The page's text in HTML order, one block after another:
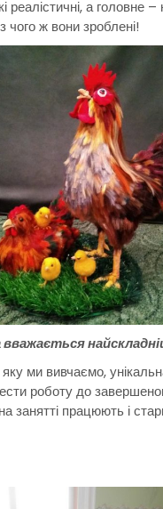
реалістичні, а головне –
чого ж вони зроблені!
вважається
ми вивчаємо,
роботу до
занятті працюють і